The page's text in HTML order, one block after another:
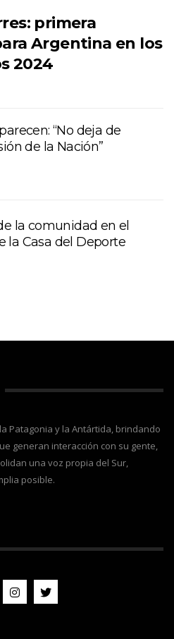
primera
Argentina en los
2024
“No deja de
de la Nación”
la comunidad en el
la Casa del Deporte
Patagonia y la Antártida, brindando
generan interacción con su gente,
una voz propia del Sur,
posible.